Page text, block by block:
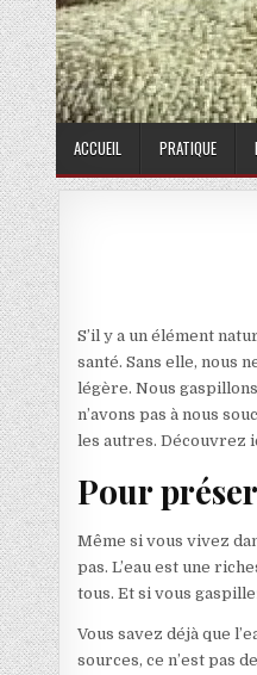
ACCUEIL PRATIQUE
S’il y a un élément
santé. Sans elle, nous
légère. Nous
n’avons pas à nous
les autres. Découvrez
Pour
Même si vous vivez
pas. L’eau est une
tous. Et si vous
Vous savez déjà que
sources, ce n’est pas